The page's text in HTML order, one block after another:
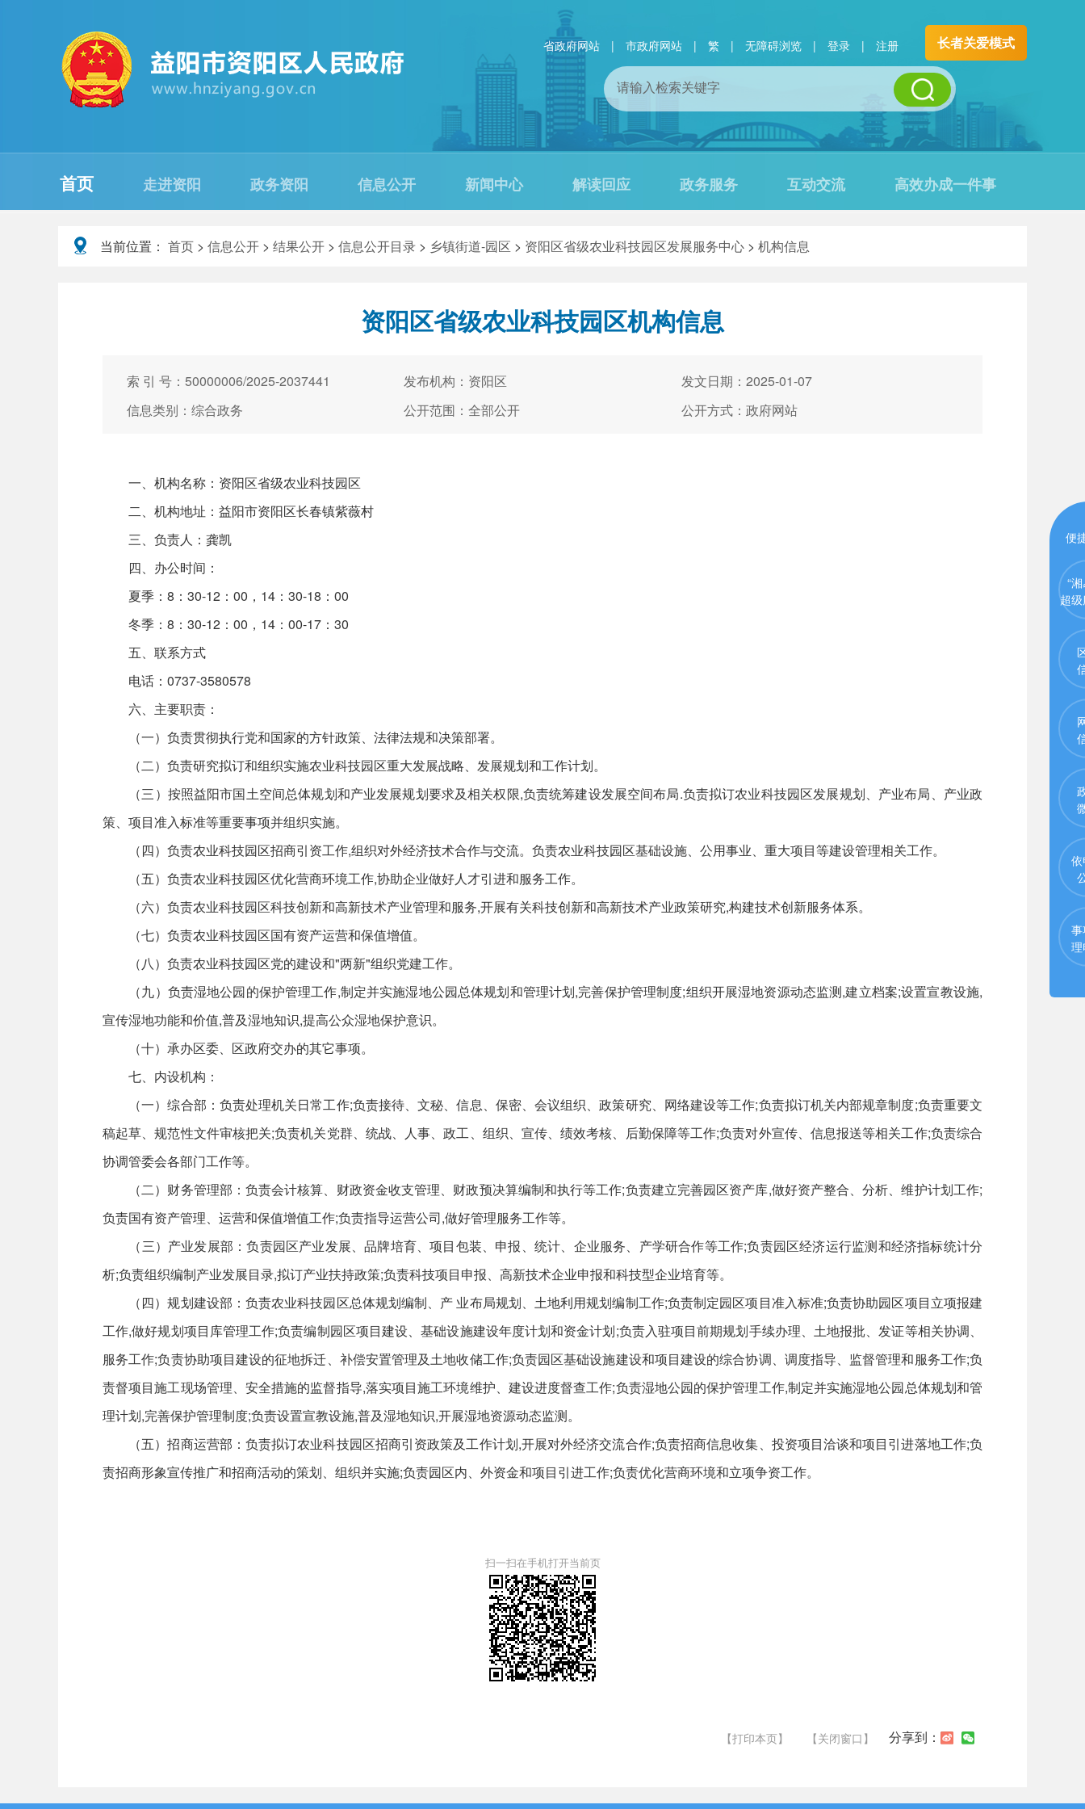
省政府网站 | 市政府网站 | 繁 | 无障碍浏览 | 登录 | 注册 长者关爱模式
首页 走进资阳 政务资阳 信息公开 新闻中心 解读回应 政务服务 互动交流 高效办成一件事
当前位置： 首页 > 信息公开 > 结果公开 > 信息公开目录 > 乡镇街道-园区 > 资阳区省级农业科技园区发展服务中心 > 机构信息
资阳区省级农业科技园区机构信息
索 引 号：50000006/2025-2037441 发布机构：资阳区
发文日期：2025-01-07
信息类别：综合政务
公开范围：全部公开 公开方式：政府网站
一、机构名称：资阳区省级农业科技园区
二、机构地址：益阳市资阳区长春镇紫薇村
三、负责人：龚凯
四、办公时间：
夏季：8：30-12：00，14：30-18：00
冬季：8：30-12：00，14：00-17：30
五、联系方式
电话：0737-3580578
六、主要职责：
（一）负责贯彻执行党和国家的方针政策、法律法规和决策部署。
（二）负责研究拟订和组织实施农业科技园区重大发展战略、发展规划和工作计划。
（三）按照益阳市国土空间总体规划和产业发展规划要求及相关权限,负责统筹建设发展空间布局.负责拟订农业科技园区发展规划、产业布局、产业政
策、项目准入标准等重要事项并组织实施。
（四）负责农业科技园区招商引资工作,组织对外经济技术合作与交流。负责农业科技园区基础设施、公用事业、重大项目等建设管理相关工作。
（五）负责农业科技园区优化营商环境工作,协助企业做好人才引进和服务工作。
（六）负责农业科技园区科技创新和高新技术产业管理和服务,开展有关科技创新和高新技术产业政策研究,构建技术创新服务体系。
（七）负责农业科技园区国有资产运营和保值增值。
（八）负责农业科技园区党的建设和"两新"组织党建工作。
（九）负责湿地公园的保护管理工作,制定并实施湿地公园总体规划和管理计划,完善保护管理制度;组织开展湿地资源动态监测,建立档案;设置宣教设施,
宣传湿地功能和价值,普及湿地知识,提高公众湿地保护意识。
（十）承办区委、区政府交办的其它事项。
七、内设机构：
（一）综合部：负责处理机关日常工作;负责接待、文秘、信息、保密、会议组织、政策研究、网络建设等工作;负责拟订机关内部规章制度;负责重要文
稿起草、规范性文件审核把关;负责机关党群、统战、人事、政工、组织、宣传、绩效考核、后勤保障等工作;负责对外宣传、信息报送等相关工作;负责综合
协调管委会各部门工作等。
（二）财务管理部：负责会计核算、财政资金收支管理、财政预决算编制和执行等工作;负责建立完善园区资产库,做好资产整合、分析、维护计划工作;
负责国有资产管理、运营和保值增值工作;负责指导运营公司,做好管理服务工作等。
（三）产业发展部：负责园区产业发展、品牌培育、项目包装、申报、统计、企业服务、产学研合作等工作;负责园区经济运行监测和经济指标统计分
析;负责组织编制产业发展目录,拟订产业扶持政策;负责科技项目申报、高新技术企业申报和科技型企业培育等。
（四）规划建设部：负责农业科技园区总体规划编制、产 业布局规划、土地利用规划编制工作;负责制定园区项目准入标准;负责协助园区项目立项报建
工作,做好规划项目库管理工作;负责编制园区项目建设、基础设施建设年度计划和资金计划;负责入驻项目前期规划手续办理、土地报批、发证等相关协调、
服务工作;负责协助项目建设的征地拆迁、补偿安置管理及土地收储工作;负责园区基础设施建设和项目建设的综合协调、调度指导、监督管理和服务工作;负
责督项目施工现场管理、安全措施的监督指导,落实项目施工环境维护、建设进度督查工作;负责湿地公园的保护管理工作,制定并实施湿地公园总体规划和管
理计划,完善保护管理制度;负责设置宣教设施,普及湿地知识,开展湿地资源动态监测。
（五）招商运营部：负责拟订农业科技园区招商引资政策及工作计划,开展对外经济交流合作;负责招商信息收集、投资项目洽谈和项目引进落地工作;负
责招商形象宣传推广和招商活动的策划、组织并实施;负责园区内、外资金和项目引进工作;负责优化营商环境和立项争资工作。
扫一扫在手机打开当前页
【打印本页】 【关闭窗口】 分享到：
便
“
超